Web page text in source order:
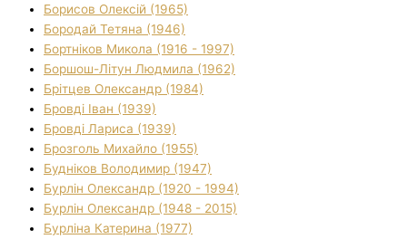
Борисов Олексій (1965)
Бородай Тетяна (1946)
Бортніков Микола (1916 - 1997)
Боршош-Літун Людмила (1962)
Брітцев Олександр (1984)
Бровді Іван (1939)
Бровді Лариса (1939)
Брозголь Михайло (1955)
Будніков Володимир (1947)
Бурлін Олександр (1920 - 1994)
Бурлін Олександр (1948 - 2015)
Бурліна Катерина (1977)